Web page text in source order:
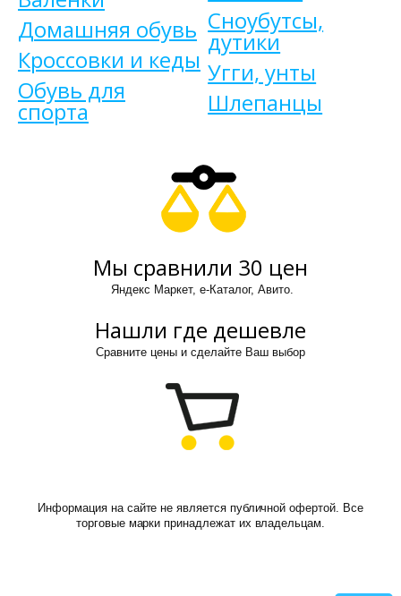
Домашняя обувь
Кроссовки и кеды
Обувь для
спорта
Сноубутсы,
дутики
Угги, унты
Шлепанцы
Мы сравнили 30 цен
Яндекс Маркет, е-Каталог, Авито.
Нашли где дешевле
Сравните цены и сделайте Ваш выбор
Информация на сайте не является публичной офертой. Все
торговые марки принадлежат их владельцам.